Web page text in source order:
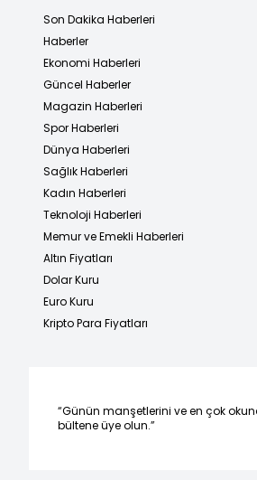
Son Dakika Haberleri
Haberler
Ekonomi Haberleri
Güncel Haberler
Magazin Haberleri
Spor Haberleri
Dünya Haberleri
Sağlık Haberleri
Kadın Haberleri
Teknoloji Haberleri
Memur ve Emekli Haberleri
Altın Fiyatları
Dolar Kuru
Euro Kuru
Kripto Para Fiyatları
“Günün manşetlerini ve en çok
bültene üye olun.”